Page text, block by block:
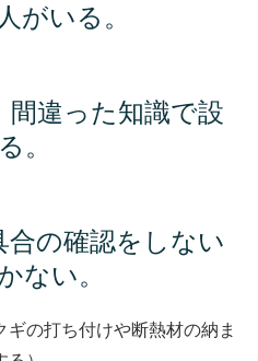
がいる。
間違った知識で設
。
合の確認をしない
ない。
の打ち付けや断熱材の納ま